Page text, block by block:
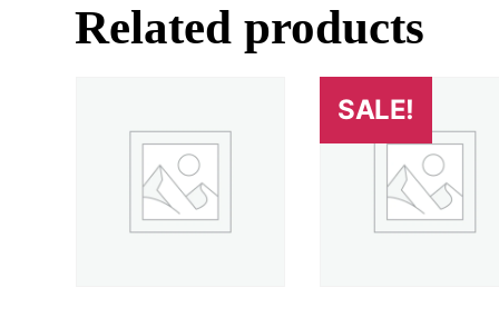
Related products
SALE!